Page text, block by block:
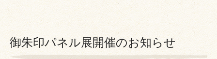
御朱印パネル展開催のお知らせ